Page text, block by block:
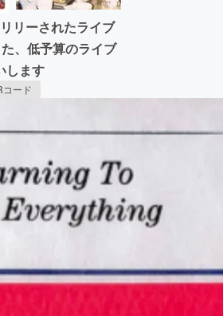
リーされたライブ
、低予算のライブ
します
コード